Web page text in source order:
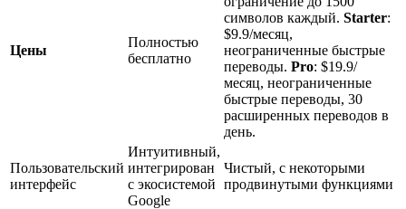
Цены
Полностью
бесплатно
символов каждый. Starter:
$9.9/месяц,
неограниченные быстрые
переводы. Pro: $19.9/
месяц, неограниченные
быстрые переводы, 30
расширенных переводов в
день.
Пользовательский
интерфейс
Интуитивный,
интегрирован
с экосистемой
Google
Чистый, с некоторыми
продвинутыми функциями